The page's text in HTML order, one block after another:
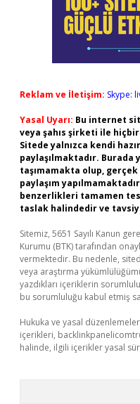
Reklam ve İletişim: Skype:
Yasal Uyarı: Bu internet
veya şahıs şirketi ile
Sitede yalnızca kendi
paylaşılmaktadır.
taşımamakta olup,
paylaşım
benzerlikleri tamamen
taslak halindedir ve
Sitemiz, 5651 Sayılı Kanun
Kurumu (BTK) tarafından
vermektedir. Bu nedenle,
veya araştırma
yazdıkları içeriklerin
bu sorumluluğu kabul etmiş
Hukuka ve yasal
içerikleri,
halinde, ilgili içerikler yasal